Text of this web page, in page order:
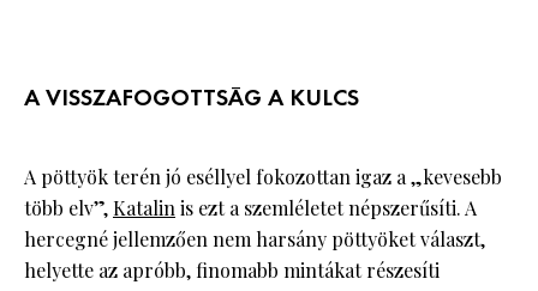
A VISSZAFOGOTTSÁG A KULCS
A pöttyök terén jó eséllyel fokozottan igaz a „kevesebb
több elv”,Katalinis ezt a szemléletet népszerűsíti. A
hercegné jellemzően nem harsány pöttyöket választ,
helyette az apróbb, finomabb mintákat részesíti